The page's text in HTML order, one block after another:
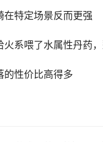
在特定场景反而更强
系喂了水属性丹药
的性价比高得多